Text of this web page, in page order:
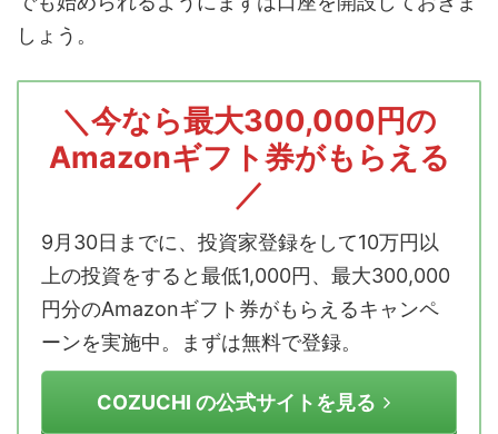
しょう。
＼今なら最大300,000円の
Amazonギフト券がもらえる
／
9月30日までに、投資家登録をして10万円以
上の投資をすると最低1,000円、最大300,000
円分のAmazonギフト券がもらえるキャンペ
ーンを実施中。まずは無料で登録。
COZUCHI の公式サイトを見る